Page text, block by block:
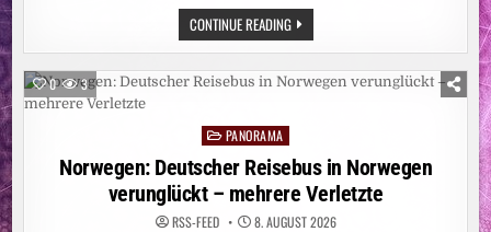
CONTINUE READINGWILDE
KAPUZINERAFFEN
BEVORZUGEN
STEINWERKZEUGEN
SICHTBARE
0 3
Posted
in
PANORAMA
Norwegen: Deutscher Reisebus in Norwegen
verunglückt – mehrere Verletzte
RSS-FEED 8. AUGUST 2026